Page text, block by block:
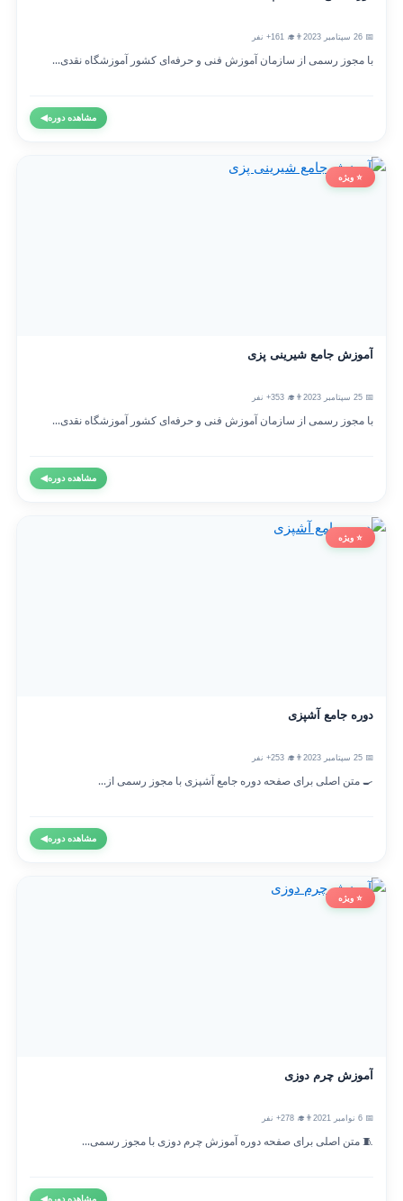
👨‍🎓 161+ نفر
با مجوز رسمی از سازمان آموزش فنی و حرفه‌ای کشور آموزشگاه نقدی...
مشاهده دوره◀
⭐ ویژه
آموزش جامع شیرینی پزی
👨‍🎓 353+ نفر
با مجوز رسمی از سازمان آموزش فنی و حرفه‌ای کشور آموزشگاه نقدی...
مشاهده دوره◀
⭐ ویژه
دوره جامع آشپزی
👨‍🎓 253+ نفر
🍳 متن اصلی برای صفحه دوره جامع آشپزی با مجوز رسمی از...
مشاهده دوره◀
⭐ ویژه
آموزش چرم دوزی
👨‍🎓 278+ نفر
🧵 متن اصلی برای صفحه دوره آموزش چرم دوزی با مجوز رسمی...
مشاهده دوره◀